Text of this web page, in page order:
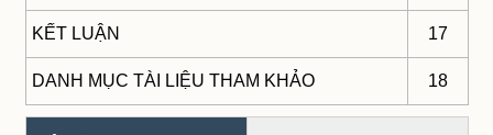
KẾT LUẬN 17
DANH MỤC TÀI LIỆU THAM KHẢO 18